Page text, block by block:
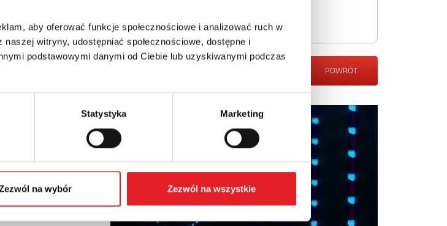
aby oferować funkcje społecznościowe i analizować ruch w
witryny, udostępniać społecznościowe, dostępne i
podstawowymi danymi od Ciebie lub uzyskiwanymi podczas
Statystyka Marketing
na wybór Zezwól na wszystkie
POWRÓT